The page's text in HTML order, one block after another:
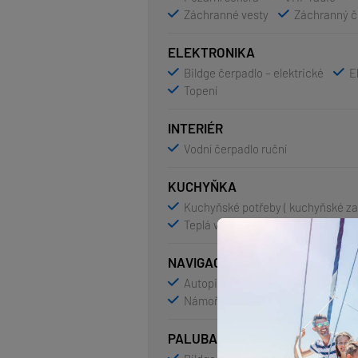
Záchranné vesty
Záchranný
ELEKTRONIKA
Bildge čerpadlo – elektrické
Topení
INTERIÉR
Vodní čerpadlo ruční
KUCHYŇKA
Kuchyňské potřeby ( kuchyňské
Teplá voda
Trouba
NAVIGACE
Autopilot Bow thruster
Námořní mapy
pilotní kniha
PALUBA